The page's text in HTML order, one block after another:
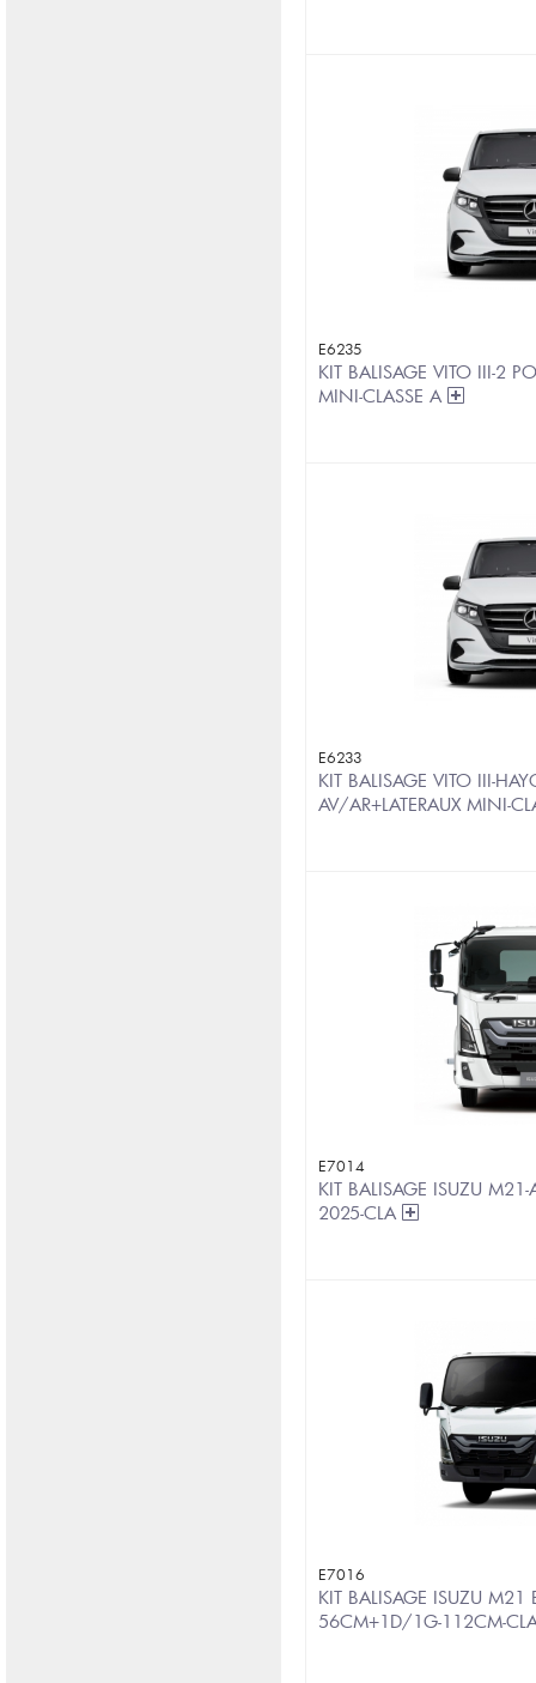
E6235
KIT BALISAGE VITO III-2
MINI-CLASSE A
E6233
KIT BALISAGE VITO III-
AV/AR+LATERAUX MINI-
E7014
KIT BALISAGE ISUZU M21-
2025-CLA
E7016
KIT BALISAGE ISUZU
56CM+1D/1G-112CM-